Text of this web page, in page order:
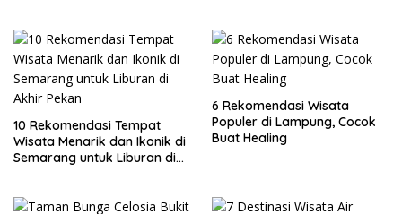
10 Rekomendasi Tempat
Wisata Menarik dan Ikonik di
Semarang untuk Liburan di
6 Rekomendasi Wisata
Populer di Lampung, Cocok
Buat Healing